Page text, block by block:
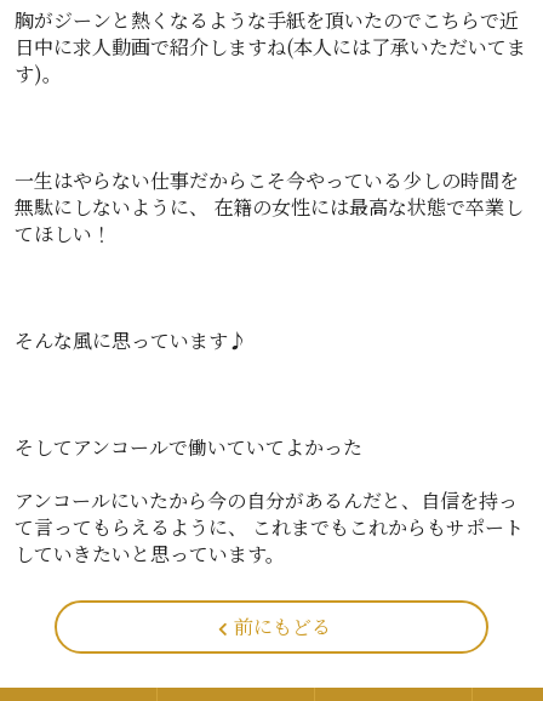
胸がジーンと熱くなるような手紙を頂いたのでこちらで近
日中に求人動画で紹介しますね(本人には了承いただいてま
す)。
一生はやらない仕事だからこそ今やっている少しの時間を
無駄にしないように、 在籍の女性には最高な状態で卒業し
てほしい！
そんな風に思っています♪
そしてアンコールで働いていてよかった
アンコールにいたから今の自分があるんだと、自信を持っ
て言ってもらえるように、 これまでもこれからもサポート
していきたいと思っています。
前にもどる